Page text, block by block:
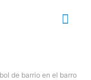
de barrio en el barro